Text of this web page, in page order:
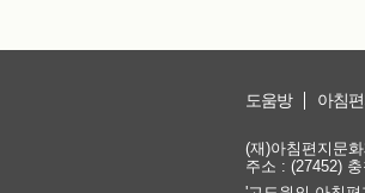
도움방 아침
(재)아침편지문
주소 : (27452)